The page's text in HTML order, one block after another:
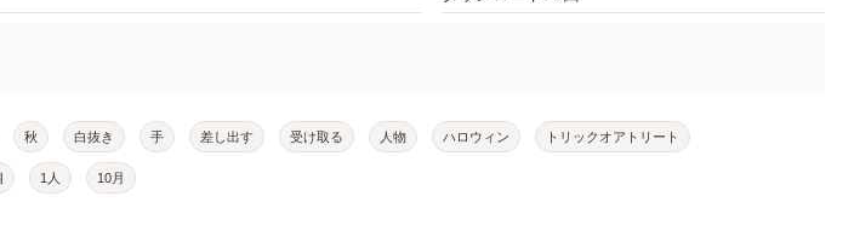
秋 白抜き 手 差し出す 受け取る 人物 ハロウィン トリックオアトリート
1人 10月